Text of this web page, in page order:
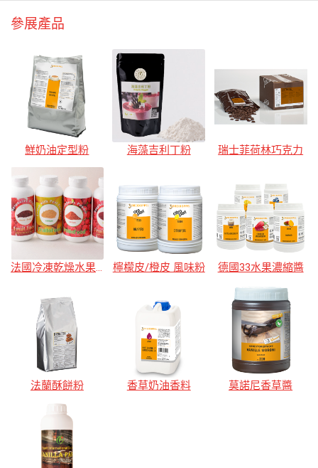
參展產品
鮮奶油定型粉 海藻吉利丁粉 瑞士菲荷林巧克力
法國冷凍乾燥水果粉 檸檬皮/橙皮 風味粉 德國33水果濃縮醬
法蘭酥餅粉 香草奶油香料 莫諾尼香草醬